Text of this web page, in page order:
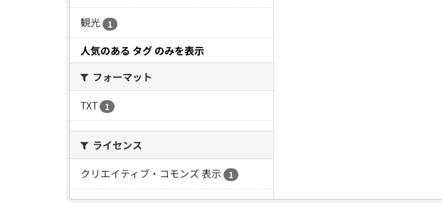
観光 1
人気のある タグ のみを表示
フォーマット
TXT
1
ライセンス
クリエイティブ・コモンズ 表示
1